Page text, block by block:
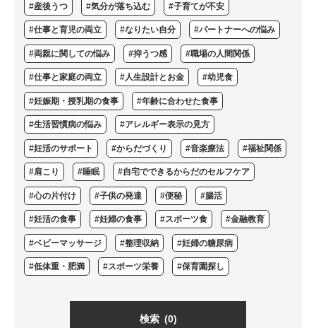
#産後うつ #気分が落ち込む #子育てが不安
#仕事と育児の両立 #なりたい自分 #パートナーへの悩み
#両親に関しての悩み #抑うつ感 #職場の人間関係
#仕事と家庭の両立 #人生設計とお金 #幼児食
#妊娠期・授乳期の食事 #年齢に合わせた食事
#生活習慣病の悩み #アレルギー表示の見方
#妊活のサポート #からだづくり #音楽療法 #福祉関係
#肩こり #睡眠 #自宅でできるからだのセルフケア
#心の片付け #子供の発達 #便秘 #腸活
#妊活の食事 #妊婦の食事 #スポーツ食 #金融教育
#ベビーマッサージ #整理収納 #妊婦の糖尿病
#低体重・肥満 #スポーツ栄養 #保育園探し
検索 (0)